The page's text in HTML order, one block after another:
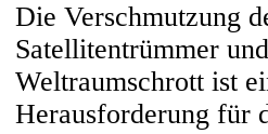
Die Verschmutzung
Satellitentrümmer
Weltraumschrott ist
Herausforderung für